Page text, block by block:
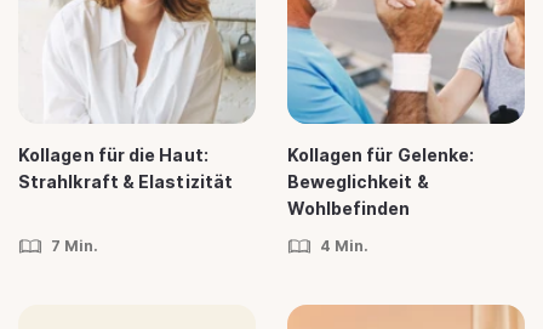
Kollagen für die Haut:
Strahlkraft & Elastizität
7 Min.
Kollagen für Gelenke:
Beweglichkeit &
Wohlbefinden
4 Min.